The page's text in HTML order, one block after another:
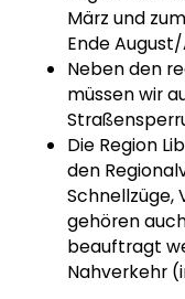
März und
Ende
Neben den
müssen wir
Die Region
den
Schnellzüge,
gehören
beauftragt
Nahverkehr